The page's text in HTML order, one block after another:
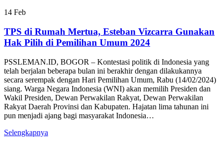
14 Feb
TPS di Rumah Mertua, Esteban Vizcarra Gunakan
Hak Pilih di Pemilihan Umum 2024
PSSLEMAN.ID, BOGOR – Kontestasi politik di Indonesia yang
telah berjalan beberapa bulan ini berakhir dengan dilakukannya
secara serempak dengan Hari Pemilihan Umum, Rabu (14/02/2024)
siang. Warga Negara Indonesia (WNI) akan memilih Presiden dan
Wakil Presiden, Dewan Perwakilan Rakyat, Dewan Perwakilan
Rakyat Daerah Provinsi dan Kabupaten. Hajatan lima tahunan ini
pun menjadi ajang bagi masyarakat Indonesia…
Selengkapnya